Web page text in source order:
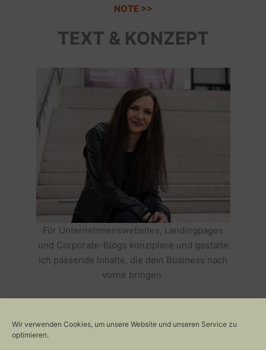
Wir verwenden Cookies, um unsere Website und unseren Service zu
optimieren.
NOTE >>
TEXT & KONZEPT
Für Unternehmenswebsites, Landingpages
und Corporate-Blogs konzipiere und gestalte
ich passende Inhalte, die dein Business nach
vorne bringen.
ERFOLGREICH MACHEN >>